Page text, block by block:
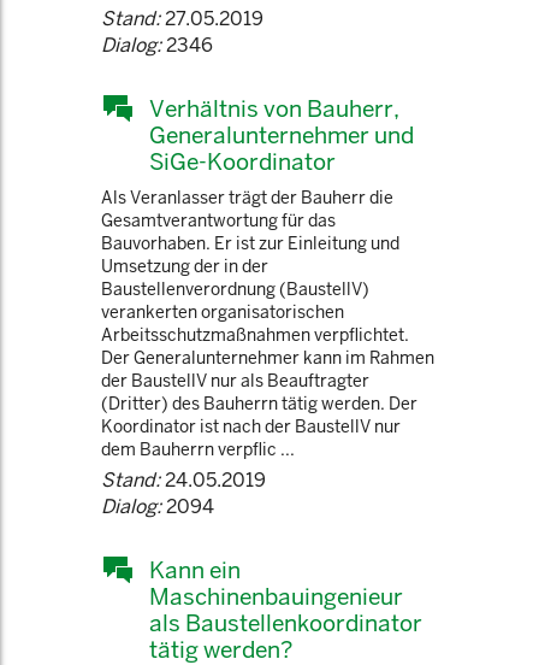
Stand:27.05.2019
Dialog:2346
Verhältnis von Bauherr,
Generalunternehmer und
SiGe-Koordinator
Als Veranlasser trägt der Bauherr die
Gesamtverantwortung für das
Bauvorhaben. Er ist zur Einleitung und
Umsetzung der in der
Baustellenverordnung (BaustellV)
verankerten organisatorischen
Arbeitsschutzmaßnahmen verpflichtet.
Der Generalunternehmer kann im Rahmen
der BaustellV nur als Beauftragter
(Dritter) des Bauherrn tätig werden. Der
Koordinator ist nach der BaustellV nur
dem Bauherrn verpflic ...
Stand:24.05.2019
Dialog:2094
Kann ein
Maschinenbauingenieur
als Baustellenkoordinator
tätig werden?